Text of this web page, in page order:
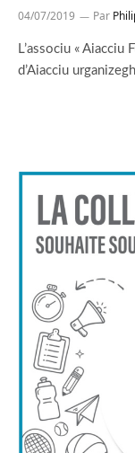
04/07/2019 Par
L’associu «
d’Aiacciu